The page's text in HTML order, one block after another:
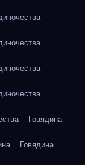
Говядина
Говядина